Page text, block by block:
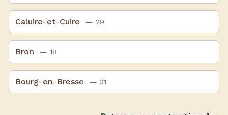
Caluire-et-Cuire — 29
Bron — 18
Bourg-en-Bresse — 31